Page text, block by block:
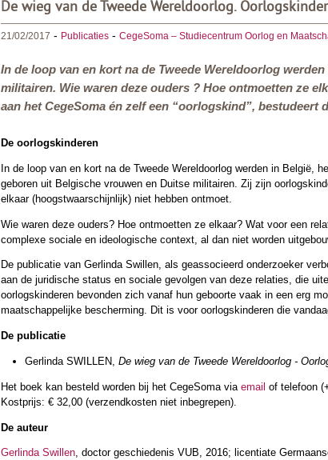
De wieg van de Tweede Wereldoorlog.
21/02/2017 - Publicaties - CegeSoma – Studiecentrum Oorlog en
In de loop van en kort na de Tweede Wereldoorlog
militairen. Wie waren deze ouders ? Hoe ontmoetten ze
aan het CegeSoma én zelf een “oorlogskind”, bestudeert
De oorlogskinderen
In de loop van en kort na de Tweede Wereldoorlog werden in België,
geboren uit Belgische vrouwen en Duitse militairen. Zij zijn
elkaar (hoogstwaarschijnlijk) niet hebben ontmoet.
Wie waren deze ouders? Hoe ontmoetten ze elkaar? Wat voor een
complexe sociale en ideologische context, al dan niet worden
De publicatie van Gerlinda Swillen, als geassocieerd onderzoeker
aan de juridische status en sociale gevolgen van deze relaties, die
oorlogskinderen bevonden zich vanaf hun geboorte vaak in een erg
maatschappelijke bescherming. Dit is voor oorlogskinderen die
De publicatie
Gerlinda SWILLEN, De wieg van de Tweede Wereldoorlog -
Het boek kan besteld worden bij het CegeSoma via email of telefoon
Kostprijs: € 32,00 (verzendkosten niet inbegrepen).
De auteur
Gerlinda Swillen, doctor geschiedenis VUB, 2016; licentiate